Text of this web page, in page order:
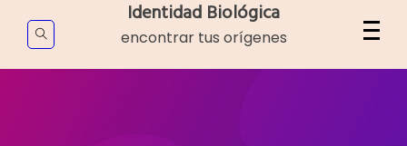
content
Identidad Biológica
encontrar tus orígenes